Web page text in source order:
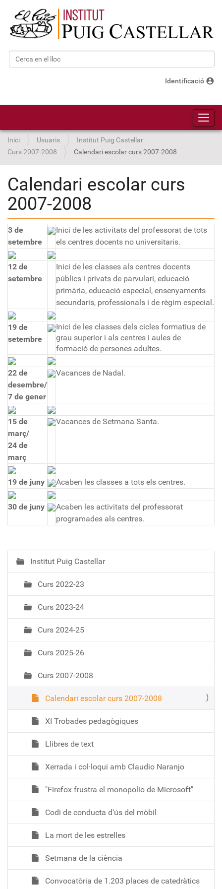
Cerca
Identificació account_circle
Inici Usuaris
Institut Puig Castellar
Curs 2007-2008
Calendari escolar curs 2007-2008
Calendari escolar curs
2007-2008
3 de
setembre
Inici de les activitats del professorat de tots
els centres docents no universitaris.
12 de
setembre
Inici de les classes als centres docents
públics i privats de parvulari, educació
primària, educació especial, ensenyaments
secundaris, professionals i de règim especial.
19 de
setembre
Inici de les classes dels cicles formatius de
grau superior i als centres i aules de
formació de persones adultes.
22 de
desembre/
7 de gener
Vacances de Nadal.
15 de
març/
24 de
març
Vacances de Setmana Santa.
19 de juny Acaben les classes a tots els centres.
30 de juny
Acaben les activitats del professorat
programades als centres.
N
a
e
a
Institut Puig Castellar
Curs 2022-23
Curs 2023-24
Curs 2024-25
Curs 2025-26
Curs 2007-2008
Calendari escolar curs 2007-2008
XI Trobades pedagògiques
Llibres de text
Xerrada i col·loqui amb Claudio Naranjo
"Firefox frustra el monopolio de Microsoft"
Codi de conducta d'ús del mòbil
La mort de les estrelles
Setmana de la ciència
Convocatòria de 1.203 places de catedràtics